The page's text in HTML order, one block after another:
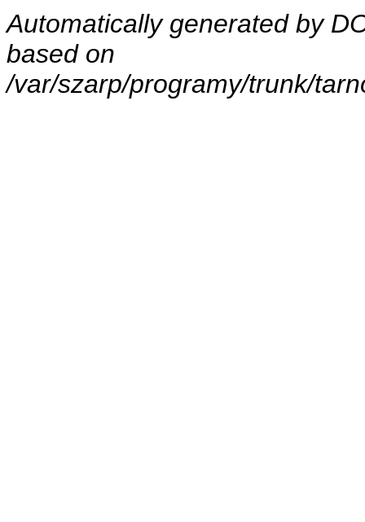
Automatically generated by
based on
/var/szarp/programy/trunk/